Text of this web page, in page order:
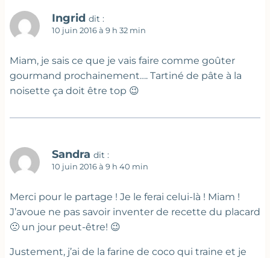
Ingrid dit :
10 juin 2016 à 9 h 32 min
Miam, je sais ce que je vais faire comme goûter
gourmand prochainement…. Tartiné de pâte à la
noisette ça doit être top 😉
Sandra dit :
10 juin 2016 à 9 h 40 min
Merci pour le partage ! Je le ferai celui-là ! Miam !
J’avoue ne pas savoir inventer de recette du placard
🙁 un jour peut-être! 😉
Justement, j’ai de la farine de coco qui traine et je